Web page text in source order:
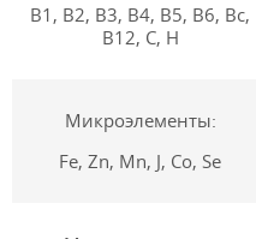
В1, В2, В3, В4, В5, В6, Вс,
В12, С, Н
Микроэлементы:
Fe, Zn, Mn, J, Co, Se